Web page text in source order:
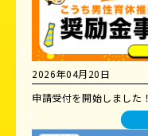
2026年04月20日
申請受付を開始しました